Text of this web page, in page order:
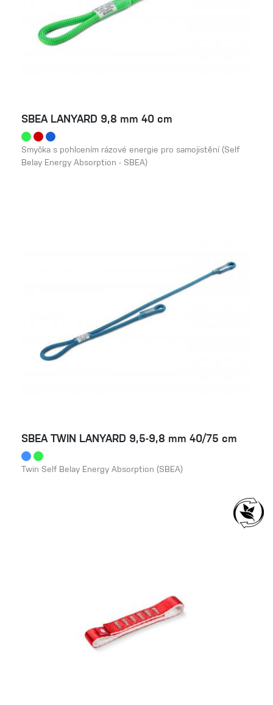
SBEA LANYARD 9,8 mm 40 cm
Smyčka s pohlcením rázové energie pro samojistění (Self
Belay Energy Absorption - SBEA)
SBEA TWIN LANYARD 9,5-9,8 mm 40/75 cm
Twin Self Belay Energy Absorption (SBEA)